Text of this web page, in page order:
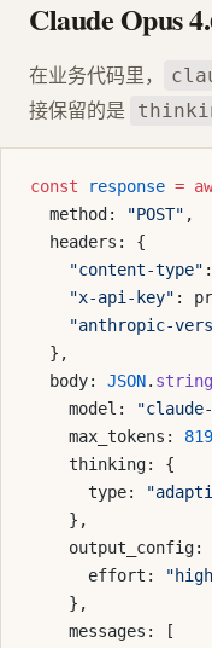
Claude Opus
在业务代码里，
接保留的是
const response =
  method:
"POST" ,
  headers: {
    "content-type"
:
    "x-api-key"
:
"anthropic-
  },
  body:
JSON.
    model:
    max_tokens:
    thinking: {
      type:
    },
output_config:
      effort:
    },
    messages: [